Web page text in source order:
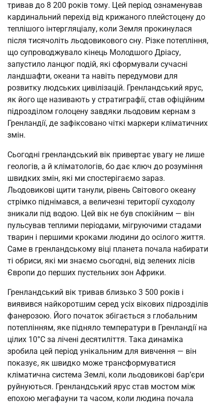
тривав до 8 200 років тому. Цей період ознаменував
кардинальний перехід від крижаного плейстоцену до
теплішого інтергляціалу, коли Земля прокинулася
після тисячоліть льодовикового сну. Різке потепління,
що супроводжувало кінець Молодшого Дріасу,
запустило ланцюг подій, які сформували сучасні
ландшафти, океани та навіть передумови для
розвитку людських цивілізацій. Гренландський ярус,
як його ще називають у стратиграфії, став офіційним
підрозділом голоцену завдяки льодовим кернам з
Гренландії, де зафіксовано чіткі маркери кліматичних
змін.
Сьогодні гренландський вік привертає увагу не лише
геологів, а й кліматологів, бо дає ключ до розуміння
швидких змін, які ми спостерігаємо зараз.
Льодовикові щити танули, рівень Світового океану
стрімко піднімався, а величезні території суходолу
зникали під водою. Цей вік не був спокійним — він
пульсував теплими періодами, мігруючими стадами
тварин і першими кроками людини до осілого життя.
Саме в гренландському віці планета почала набирати
ті обриси, які ми знаємо сьогодні, від зелених лісів
Європи до перших пустельних зон Африки.
Гренландський вік тривав близько 3 500 років і
виявився найкоротшим серед усіх вікових підрозділів
фанерозою. Його початок збігається з глобальним
потеплінням, яке підняло температури в Гренландії на
цілих 10°C за лічені десятиліття. Така динаміка
зробила цей період унікальним для вивчення — він
показує, як швидко може трансформуватися
кліматична система Землі, коли льодовикові бар’єри
руйнуються. Гренландський ярус став мостом між
епохою мегафауни та часом, коли людина почала